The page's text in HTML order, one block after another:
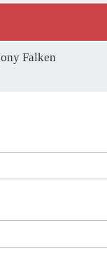
Falken